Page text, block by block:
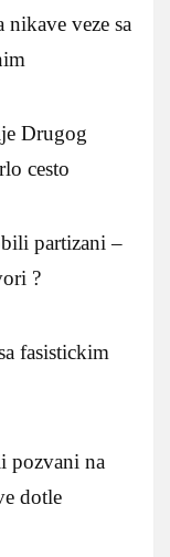
veze sa
Drugog
cesto
partizani –
?
fasistickim
pozvani na
dotle